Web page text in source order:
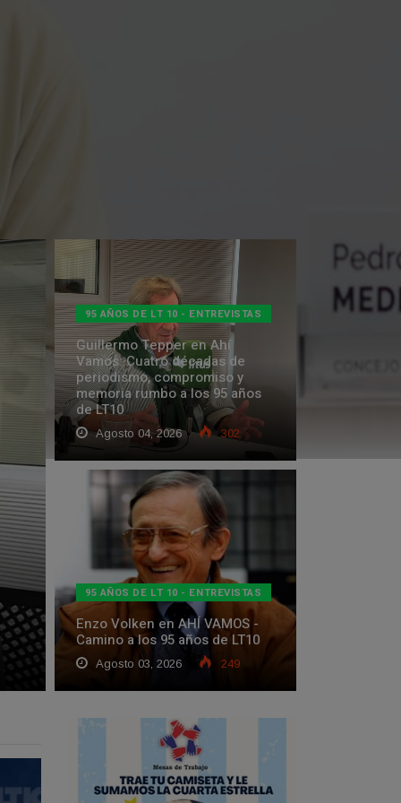
95 AÑOS DE LT 10 - ENTREVISTAS
Guillermo Tepper en Ahí
Vamos: Cuatro décadas de
periodismo, compromiso y
memoria rumbo a los 95 años
de LT10
Agosto 04, 2026 302
95 AÑOS DE LT 10 - ENTREVISTAS
Enzo Volken en AHÍ VAMOS -
Camino a los 95 años de LT10
Agosto 03, 2026 249